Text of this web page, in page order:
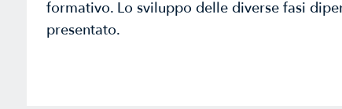
formativo. Lo sviluppo delle diverse fasi
presentato.